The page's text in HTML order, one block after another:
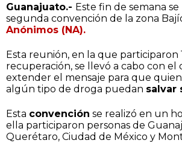
Guanajuato.- Este fin de semana se
segunda convención de la zona
Anónimos (NA).
Esta reunión, en la que participaron
recuperación, se llevó a cabo con el
extender el mensaje para que
algún tipo de droga puedan salvar
Esta convención se realizó en un
ella participaron personas de
Querétaro, Ciudad de México y